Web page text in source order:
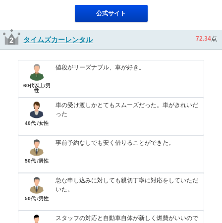
公式サイト
タイムズカーレンタル 72.34点
60代以上/男
性
値段がリーズナブル、車が好き。
40代 /女性
車の受け渡しかとてもスムーズだった。車がきれいだ
った
50代 /男性
事前予約なしでも安く借りることができた。
50代 /男性
急な申し込みに対しても親切丁寧に対応をしていただ
いた。
スタッフの対応と自動車自体が新しく燃費がいいので